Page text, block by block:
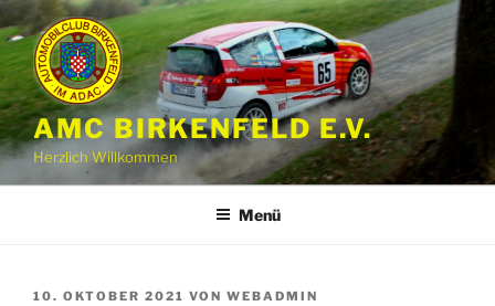
Zum
Inhalt
springen
AMC BIRKENFELD E.V.
Herzlich Willkommen
Menü
VERÖFFENTLICHT
10. OKTOBER 2021 VON WEBADMIN